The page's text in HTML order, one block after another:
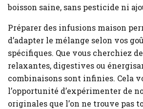
boisson saine, sans pesticide ni
Préparer des infusions maison
d’adapter le mélange selon vos
spécifiques. Que vous cherchiez
relaxantes, digestives ou
combinaisons sont infinies. Cela
l’opportunité d’expérimenter de
originales que l’on ne trouve pas